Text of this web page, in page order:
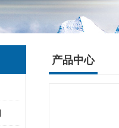
产品中心